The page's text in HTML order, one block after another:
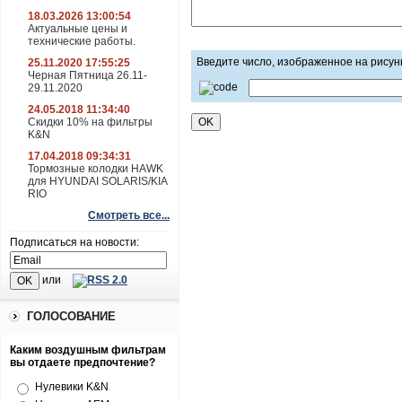
18.03.2026 13:00:54
Актуальные цены и
технические работы.
25.11.2020 17:55:25
Черная Пятница 26.11-
29.11.2020
24.05.2018 11:34:40
Скидки 10% на фильтры
K&N
17.04.2018 09:34:31
Тормозные колодки HAWK
для HYUNDAI SOLARIS/KIA
RIO
Смотреть все...
Подписаться на новости:
или
ГОЛОСОВАНИЕ
Каким воздушным фильтрам
вы отдаете предпочтение?
Нулевики K&N
Введите число, изображенное на